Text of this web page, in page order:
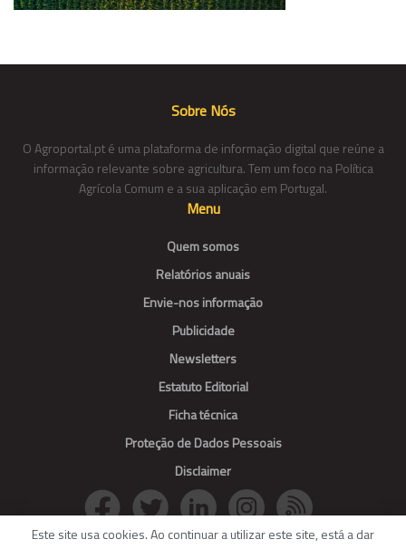
Sobre Nós
O Agroportal.pt é uma plataforma de informação digital que reúne a
informação relevante sobre agricultura. Tem um foco na Política
Agrícola Comum e a sua aplicação em Portugal.
Menu
Quem somos
Relatórios anuais
Envie-nos informação
Publicidade
Newsletters
Estatuto Editorial
Ficha técnica
Proteção de Dados Pessoais
Disclaimer
Este site usa cookies. Ao continuar a utilizar este site, está a dar